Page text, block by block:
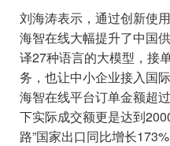
刘海涛表示，通过创新使
海智在线大幅提升了中国
译27种语言的大模型，
务，也让中小企业接入国
海智在线平台订单金额超
下实际成交额更是达到
路”国家出口同比增长173%